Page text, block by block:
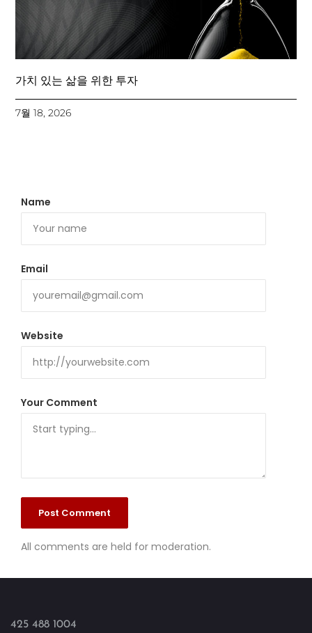
가치 있는 삶을 위한 투자
7월 18, 2026
Your Comment
All comments are held for moderation.
Name
Email
Website
425 488 1004